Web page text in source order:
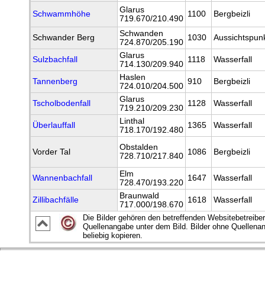
Die Bilder gehören den betreffenden
Quellenangabe unter dem Bild. Bilder ohne
beliebig kopieren.
Schwammhöhe
Glarus
719.670/210.490
1100 Bergbeizli
Schwander Berg
Schwanden
724.870/205.190
1030
Sulzbachfall
Glarus
714.130/209.940
1118 Wasserfall
Tannenberg
Haslen
724.010/204.500
910 Bergbeizli
Tscholbodenfall
Glarus
719.210/209.230
1128 Wasserfall
Überlauffall
Linthal
718.170/192.480
1365 Wasserfall
Vorder Tal
Obstalden
728.710/217.840 1086 Bergbeizli
Wannenbachfall
Elm
728.470/193.220
1647 Wasserfall
Zillibachfälle
Braunwald
717.000/198.670
1618 Wasserfall